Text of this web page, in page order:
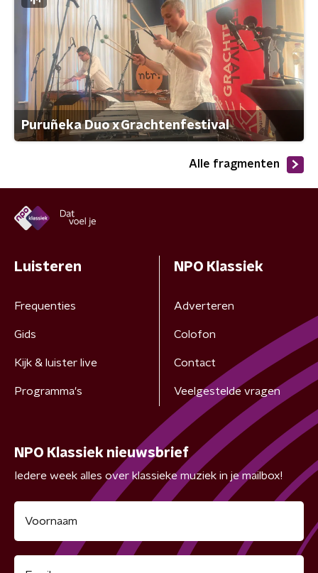
Puruñeka Duo x Grachtenfestival
Alle fragmenten
Luisteren
Frequenties
Gids
Kijk & luister live
Programma's
NPO Klassiek
Adverteren
Colofon
Contact
Veelgestelde vragen
NPO Klassiek nieuwsbrief
Iedere week alles over klassieke muziek in je mailbox!